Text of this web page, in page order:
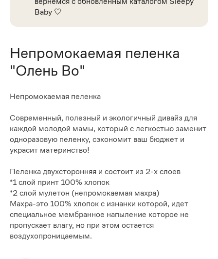
Baby 🤍
Непромокаемая пеленка
"Олень Bo"
Непромокаемая пеленка
Современный, полезный и экологичный дивайз для
каждой молодой мамы, который с легкостью заменит
одноразовую пеленку, сэкономит ваш бюджет и
украсит материнство!
Пеленка двухсторонняя и состоит из 2-х слоев
*1 слой принт 100% хлопок
*2 слой мулетон (непромокаемая махра)
Махра-это 100% хлопок с изнанки которой, идет
специальное мембранное напыление которое не
пропускает влагу, но при этом остается
воздухопроницаемым.